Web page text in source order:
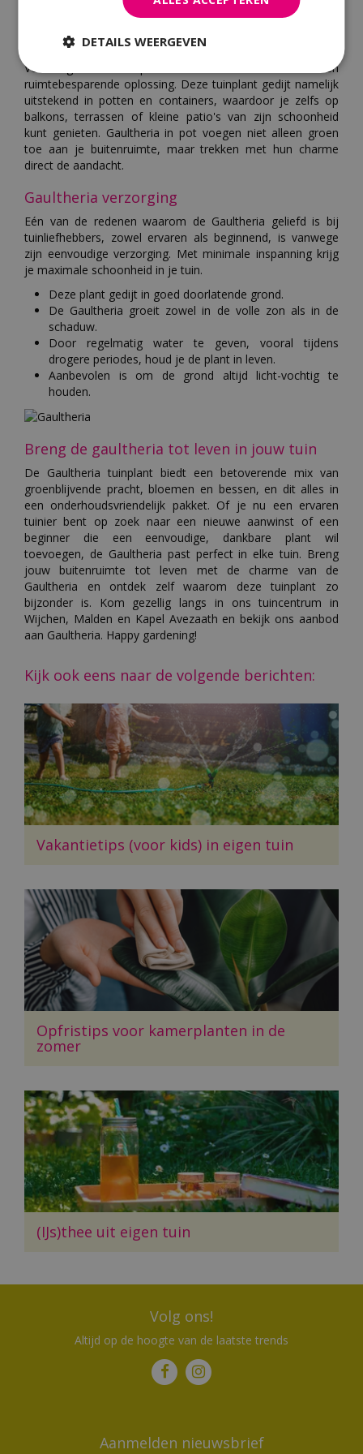
Gaultheria in pot
Voor degenen met beperkte ruimte biedt de Gaultheria een
ruimtebesparende oplossing. Deze tuinplant gedijt namelijk
uitstekend in potten en containers, waardoor je zelfs op
balkons, terrassen of kleine patio's van zijn schoonheid
kunt genieten. Gaultheria in pot voegen niet alleen groen
toe aan je buitenruimte, maar trekken met hun charme
direct de aandacht.
Gaultheria verzorging
Eén van de redenen waarom de Gaultheria geliefd is bij
tuinliefhebbers, zowel ervaren als beginnend, is vanwege
zijn eenvoudige verzorging. Met minimale inspanning krijg
je maximale schoonheid in je tuin.
Deze plant gedijt in goed doorlatende grond.
De Gaultheria groeit zowel in de volle zon als in de
schaduw.
Door regelmatig water te geven, vooral tijdens
drogere periodes, houd je de plant in leven.
Aanbevolen is om de grond altijd licht-vochtig te
houden.
Breng de gaultheria tot leven in jouw tuin
De Gaultheria tuinplant biedt een betoverende mix van
groenblijvende pracht, bloemen en bessen, en dit alles in
een onderhoudsvriendelijk pakket. Of je nu een ervaren
tuinier bent op zoek naar een nieuwe aanwinst of een
beginner die een eenvoudige, dankbare plant wil
toevoegen, de Gaultheria past perfect in elke tuin. Breng
jouw buitenruimte tot leven met de charme van de
Gaultheria en ontdek zelf waarom deze tuinplant zo
bijzonder is. Kom gezellig langs in ons tuincentrum in
Wijchen, Malden en Kapel Avezaath en bekijk ons aanbod
aan Gaultheria. Happy gardening!
Kijk ook eens naar de volgende berichten:
Vakantietips (voor kids) in eigen tuin
Opfristips voor kamerplanten in de
zomer
(IJs)thee uit eigen tuin
Volg ons!
Altijd op de hoogte van de laatste trends
Aanmelden nieuwsbrief
DETAILS WEERGEVEN